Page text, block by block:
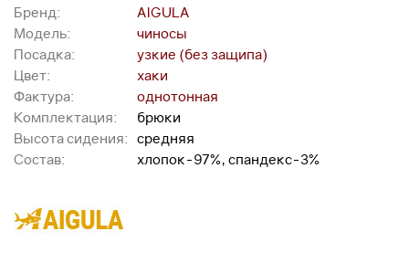
Бренд:
AIGULA
Модель:
чиносы
Посадка:
узкие (без защипа)
Цвет:
хаки
Фактура:
однотонная
Комплектация:
брюки
Высота сидения:
средняя
Состав:
хлопок-97%, спандекс-3%